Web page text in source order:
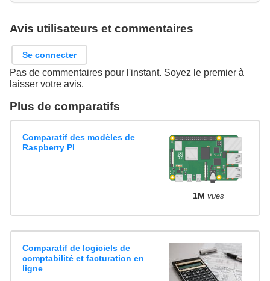
Avis utilisateurs et commentaires
Se connecter
Pas de commentaires pour l'instant. Soyez le premier à
laisser votre avis.
Plus de comparatifs
Comparatif des modèles de
Raspberry PI
1M vues
Comparatif de logiciels de
comptabilité et facturation en
ligne